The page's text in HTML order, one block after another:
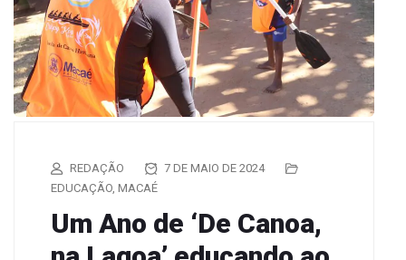
REDAÇÃO
7 DE MAIO DE 2024
EDUCAÇÃO, MACAÉ
Um Ano de ‘De Canoa,